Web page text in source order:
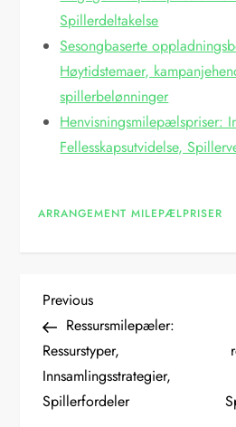
Spillerdeltakelse
Sesongbaserte
Høytidstemaer,
spillerbelønninger
Henvisningsmilepælspriser:
Fellesskapsutvidelse,
ARRANGEMENT MILEPÆLPRISER
P
o
s
Previous
Post
Previous
Ressursmilepæler:
Ressurstyper,
Innsamlingsstrategier,
Spillerfordeler